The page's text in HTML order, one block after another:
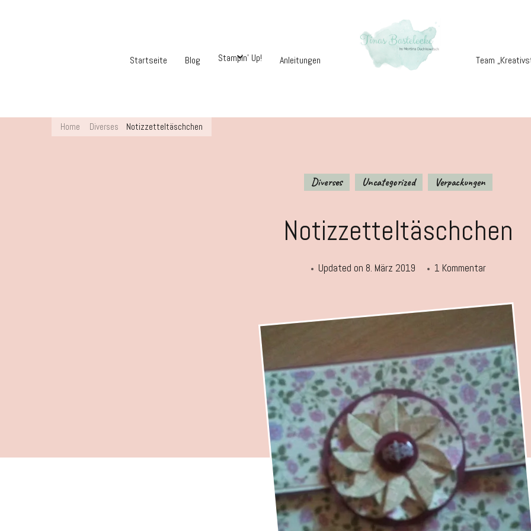
Startseite Blog Stampin’ Up! Anleitungen Team
Home Diverses Notizzetteltäschchen
Diverses Uncategorized Verpackungen
Notizzetteltäschchen
Updated on 8. März 2019 1 Kommentarzu